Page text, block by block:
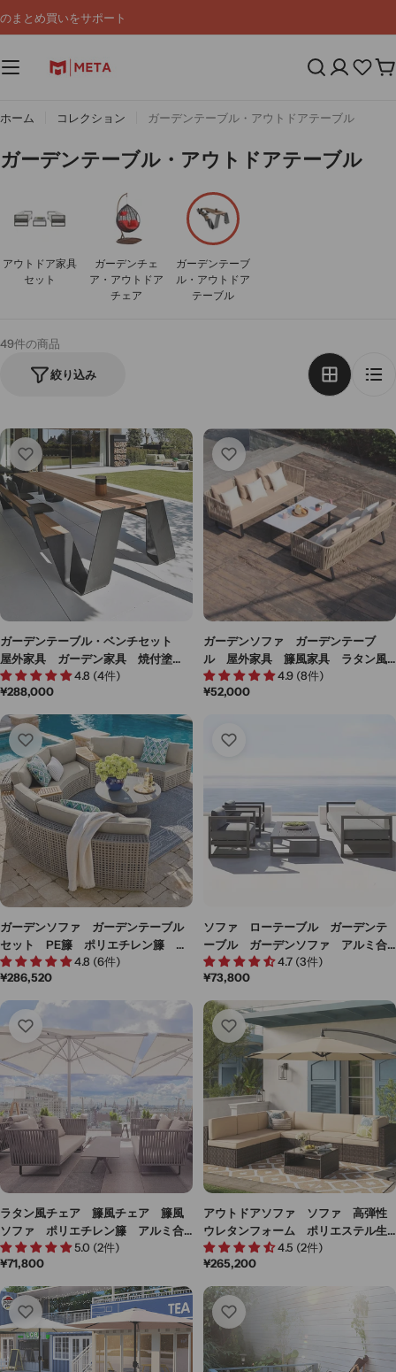
ン
ン
ツ
ス
ッ
プ
まとめ買いをサポート
カ
ホーム コレクション ガーデンテーブル・アウトドアテーブル
コ
シ
ン
ガーデンテーブル・アウトドアテーブル
アウトドア家具
セット
ガーデンチェ
ア・アウトドア
チェア
ガーデンテーブ
ル・アウトドア
テーブル
49件の商品
絞り込み
ガーデンテーブル・ベンチセット
屋外家具 ガーデン家具 焼付塗
装 天然木使用 チーク材 アルミ
合金フレーム ブラック カスタマ
イズ可能 HWZY-M012
4.8 (4件)
通
価
格
¥288,000
ガーデンソファ ガーデンテーブ
ル 屋外家具 籐風家具 ラタン風
家具 人工ラタン 高密度ウレタン
フォーム PEラタン カスタマイズ
4.9 (8件)
通
¥52,000
ガーデンソファ ガーデンテーブル
セット PE籐 ポリエチレン籐 籐
風家具 耐候性 高密度ウレタンフ
ォーム ヘたりにくい HWZY-M-
012
4.8 (6件)
通
価
格
¥286,520
ソファ ローテーブル ガーデンテ
ーブル ガーデンソファ アルミ合
金フレーム シンプルモダン ポリ
エステル生地 耐候性 長持ちしや
すい HWZY-M-015
4.7 (3件)
通
価
格
¥73,800
ラタン風チェア 籐風チェア 籐風
ソファ ポリエチレン籐 アルミ合
金フレーム 高密度ウレタンフォー
ム おしゃれ カスタマイズ可能
HWZY-M-007
5.0 (2件)
通
価
格
¥71,800
アウトドアソファ ソファ 高弾性
ウレタンフォーム ポリエステル生
地 PPラタン PP籐 ラタン風 籐
風 シンプル HWZY-M-001
4.5 (2件)
通
価
格
¥265,200